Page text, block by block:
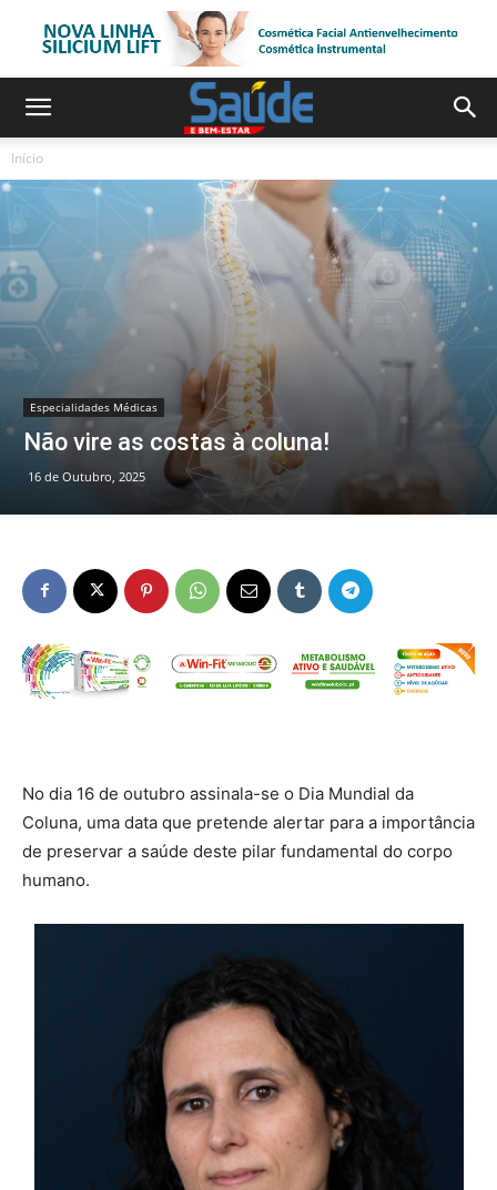
Início
Especialidades Médicas
Não vire as costas à coluna!
16 de Outubro, 2025
No dia 16 de outubro assinala-se o Dia Mundial da
Coluna, uma data que pretende alertar para a importância
de preservar a saúde deste pilar fundamental do corpo
humano.